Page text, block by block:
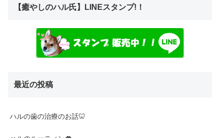
【癒やしのハル氏】LINEスタンプ!！
最近の投稿
ハルの歯の治療のお話🦷